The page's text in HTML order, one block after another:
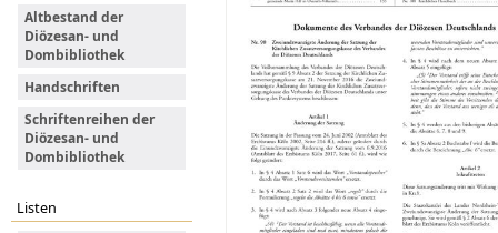
Altbestand der
Diözesan- und
Dombibliothek
Handschriften
Schriftenreihen der
Diözesan- und
Dombibliothek
Listen